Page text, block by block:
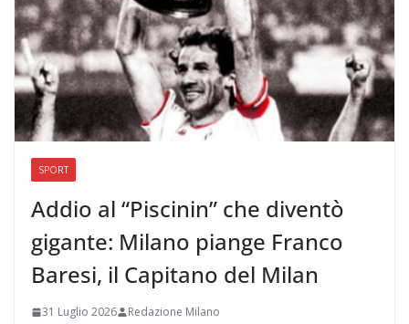
SPORT
Addio al “Piscinin” che diventò
gigante: Milano piange Franco
Baresi, il Capitano del Milan
31 Luglio 2026 Redazione Milano